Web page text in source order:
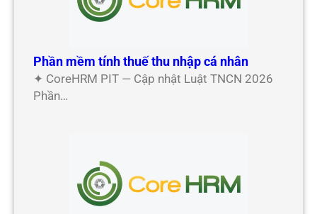
Phần mềm tính thuế thu nhập cá nhân
✦ CoreHRM PIT — Cập nhật Luật TNCN 2026
Phần…